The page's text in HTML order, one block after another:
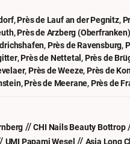
,Près de Lauf an der Pegnitz,
,Près de Arzberg (Oberfranken)
,Près de Ravensburg,
,Près de Nettetal,Près de
,Près de Weeze,Près de
,Près de Meerane,Près de
//CHI Nails Beauty Bottrop
UMI Papami Wesel // Asia Long